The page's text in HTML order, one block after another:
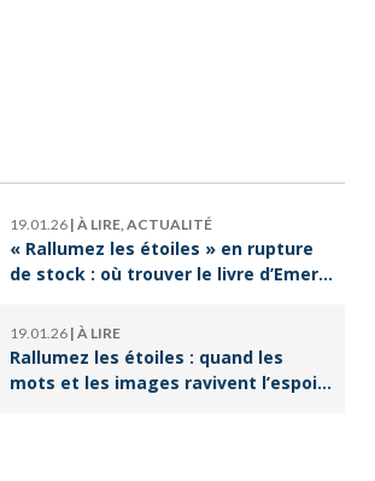
19.01.26 | À LIRE, ACTUALITÉ
« Rallumez les étoiles » en rupture
de stock : où trouver le livre d’Emeric
19.01.26 | À LIRE
Rallumez les étoiles : quand les
mots et les images ravivent l’espoir